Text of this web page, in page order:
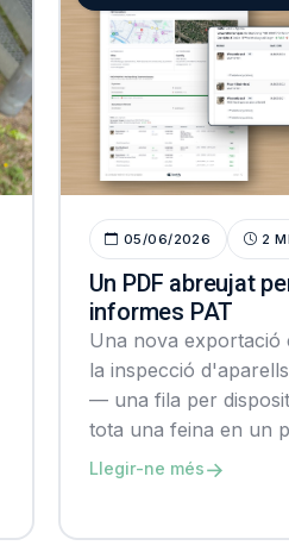
05/06/2026 2
Un PDF abreujat
informes PAT
Una nova exportació
la inspecció
— una fila per
tota una feina en un
Llegir-ne més→